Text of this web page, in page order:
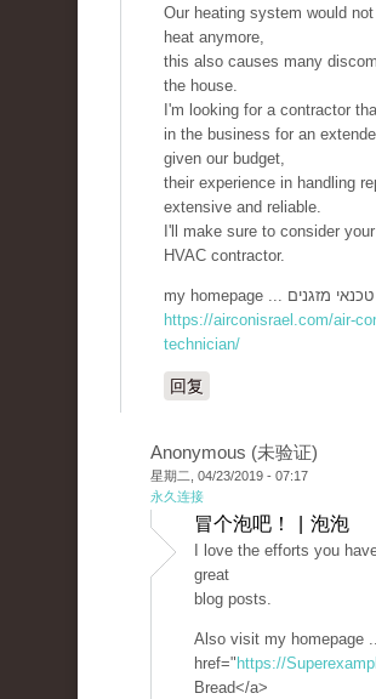
Our heating system would
heat anymore,
this also causes many
the house.
I'm looking for a contractor
in the business for an
given our budget,
their experience in handling
extensive and reliable.
I'll make sure to consider
HVAC contractor.
https://airconisrael.com/air-
technician/
回复
Anonymous (未验证)
星期二, 04/23/2019 - 07:17
永久连接
冒个泡吧！ | 泡泡
I love the efforts you
great
blog posts.
Also visit my homepage
href=" https://
Bread</a>